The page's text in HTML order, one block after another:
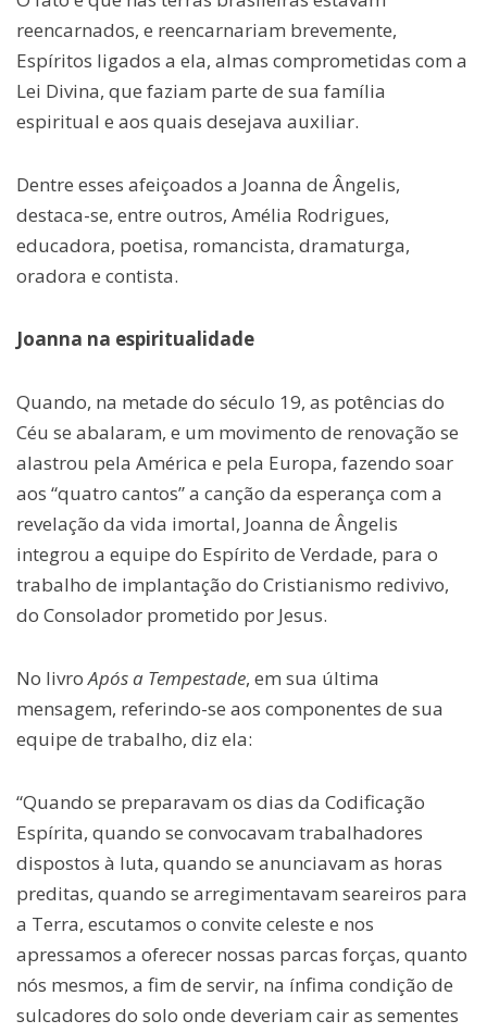
reencarnados, e reencarnariam brevemente,
Espíritos ligados a ela, almas comprometidas com a
Lei Divina, que faziam parte de sua família
espiritual e aos quais desejava auxiliar.
Dentre esses afeiçoados a Joanna de Ângelis,
destaca-se, entre outros, Amélia Rodrigues,
educadora, poetisa, romancista, dramaturga,
oradora e contista.
Joanna na espiritualidade
Quando, na metade do século 19, as potências do
Céu se abalaram, e um movimento de renovação se
alastrou pela América e pela Europa, fazendo soar
aos “quatro cantos” a canção da esperança com a
revelação da vida imortal, Joanna de Ângelis
integrou a equipe do Espírito de Verdade, para o
trabalho de implantação do Cristianismo redivivo,
do Consolador prometido por Jesus.
No livroApós a Tempestade, em sua última
mensagem, referindo-se aos componentes de sua
equipe de trabalho, diz ela:
“Quando se preparavam os dias da Codificação
Espírita, quando se convocavam trabalhadores
dispostos à luta, quando se anunciavam as horas
preditas, quando se arregimentavam seareiros para
a Terra, escutamos o convite celeste e nos
apressamos a oferecer nossas parcas forças, quanto
nós mesmos, a fim de servir, na ínfima condição de
sulcadores do solo onde deveriam cair as sementes